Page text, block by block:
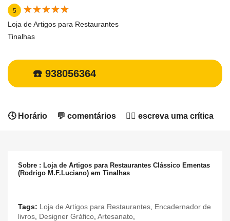
5 ★★★★★
★★★★★
Loja de Artigos para Restaurantes
Tinalhas
☎️ 938056364
🕓 Horário 💬 comentários ✍🏻 escreva uma crítica
Sobre : Loja de Artigos para Restaurantes Clássico Ementas
(Rodrigo M.F.Luciano) em Tinalhas
Tags: Loja de Artigos para Restaurantes Encadernador de
livros Designer Gráfico Artesanato